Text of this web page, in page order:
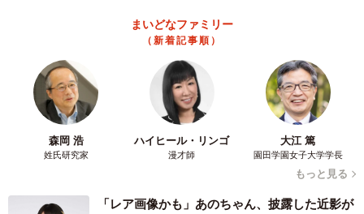
2026.08.07
猫2匹が段ボール箱の取り合いで「ポコスカ猫
パンチ」の応酬 その後の心温まる結末に「愛
～！」「おばちゃん泣きそうや…」
梨木 香奈
「ちょっとババロアみたい」パートナーの誕生
日に手作りトートバッグ 完成まで1年 淡い
藍染めに漂うクラゲ よく見ると…「センスす
2026.08.07